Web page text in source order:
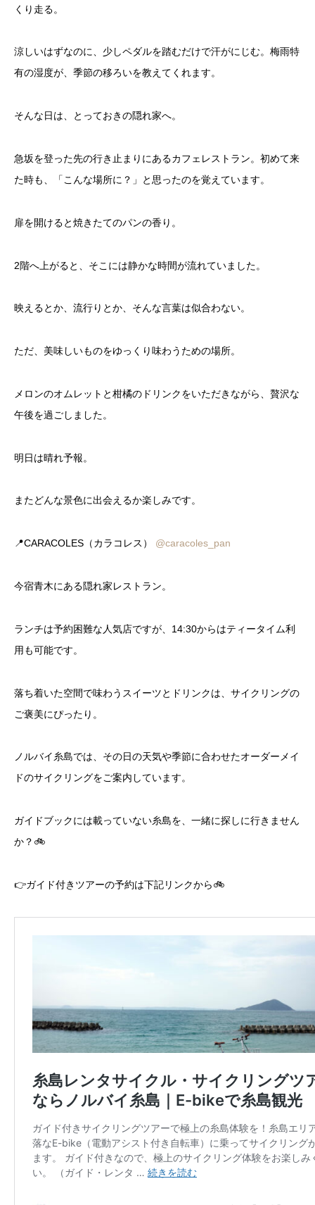
くり走る。
涼しいはずなのに、少しペダルを踏むだけで汗がにじむ。梅雨特
有の湿度が、季節の移ろいを教えてくれます。
そんな日は、とっておきの隠れ家へ。
急坂を登った先の行き止まりにあるカフェレストラン。初めて来
た時も、「こんな場所に？」と思ったのを覚えています。
扉を開けると焼きたてのパンの香り。
2階へ上がると、そこには静かな時間が流れていました。
映えるとか、流行りとか、そんな言葉は似合わない。
ただ、美味しいものをゆっくり味わうための場所。
メロンのオムレットと柑橘のドリンクをいただきながら、贅沢な
午後を過ごしました。
明日は晴れ予報。
またどんな景色に出会えるか楽しみです。
📍CARACOLES（カラコレス） @caracoles_pan
今宿青木にある隠れ家レストラン。
ランチは予約困難な人気店ですが、14:30からはティータイム利
用も可能です。
落ち着いた空間で味わうスイーツとドリンクは、サイクリングの
ご褒美にぴったり。
ノルバイ糸島では、その日の天気や季節に合わせたオーダーメイ
ドのサイクリングをご案内しています。
ガイドブックには載っていない糸島を、一緒に探しに行きません
か？🚲
👉ガイド付きツアーの予約は下記リンクから🚲